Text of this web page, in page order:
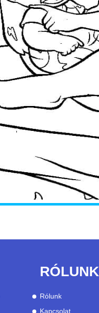
RÓLUNK
Rólunk
Kapcsolat